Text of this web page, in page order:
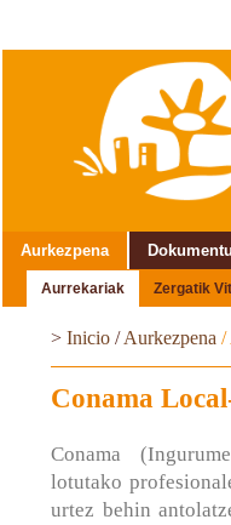
Aurkezpena
Aurrekariak Zergatik
> Inicio /Aurkezpena /
Conama
Conama
lotutako
urtez behin